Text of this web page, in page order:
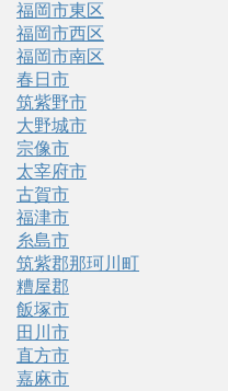
福岡市東区
福岡市西区
福岡市南区
春日市
筑紫野市
大野城市
宗像市
太宰府市
古賀市
福津市
糸島市
筑紫郡那珂川町
糟屋郡
飯塚市
田川市
直方市
嘉麻市